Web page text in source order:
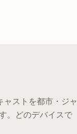
ャストを都市・ジャ
。どのデバイスで